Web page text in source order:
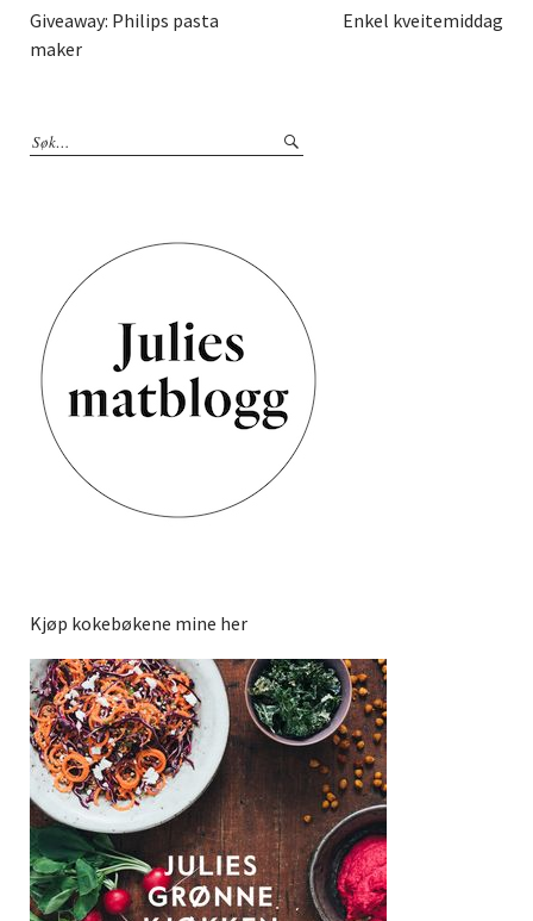
Giveaway: Philips pasta
maker
Enkel kveitemiddag
Kjøp kokebøkene mine her